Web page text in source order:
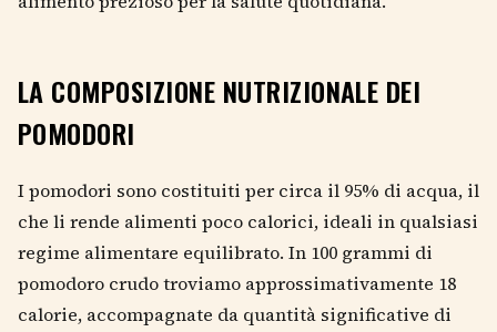
LA COMPOSIZIONE NUTRIZIONALE DEI
POMODORI
I pomodori sono costituiti per circa il 95% di acqua, il
che li rende alimenti poco calorici, ideali in qualsiasi
regime alimentare equilibrato. In 100 grammi di
pomodoro crudo troviamo approssimativamente 18
calorie, accompagnate da quantità significative di